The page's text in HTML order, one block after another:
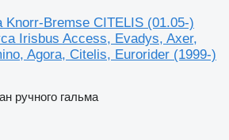
Knorr-Bremse CITELIS (01.05-)
Irisbus Access, Evadys, Axer,
Agora, Citelis, Eurorider (1999-)
ручного гальма